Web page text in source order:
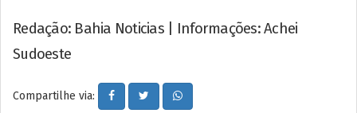
Redação: Bahia Noticias | Informações: Achei
Sudoeste
Compartilhe via: